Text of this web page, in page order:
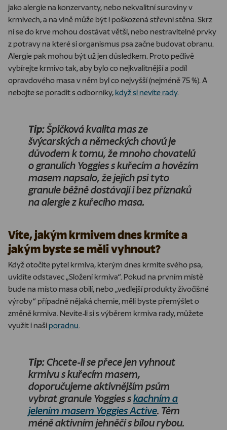
jako alergie na konzervanty, nebo nekvalitní suroviny v
krmivech, a na vině může být i poškozená střevní stěna. Skrz
ní se do krve mohou dostávat větší, nebo nestravitelné prvky
z potravy na které si organismus psa začne budovat obranu.
Alergie pak mohou být už jen důsledkem. Proto pečlivě
vybírejte krmivo tak, aby bylo co nejkvalitnější a podíl
opravdového masa v něm byl co nejvyšší (nejméně 75 %). A
nebojte se poradit s odborníky,když si nevíte rady.
Tip:Špičková kvalita mas ze
švýcarských a německých chovů je
důvodem k tomu, že mnoho chovatelů
o granulích Yoggies s kuřecím a hovězím
masem napsalo, že jejich psi tyto
granule běžně dostávají i bez příznaků
na alergie z kuřecího masa.
Víte, jakým krmivem dnes krmíte a
jakým byste se měli vyhnout?
Když otočíte pytel krmiva, kterým dnes krmíte svého psa,
uvidíte odstavec „Složení krmiva“. Pokud na prvním místě
bude na místo masa obilí, nebo „vedlejší produkty živočišné
výroby“ případně nějaká chemie, měli byste přemýšlet o
změně krmiva. Nevíte-li si s výběrem krmiva rady, můžete
využít i našiporadnu.
Tip:Chcete-li se přece jen vyhnout
krmivu s kuřecím masem,
doporučujeme aktivnějším psům
vybrat granule Yoggies skachním a
jelením masem Yoggies Active. Těm
méně aktivním jehněčí s bílou rybou.